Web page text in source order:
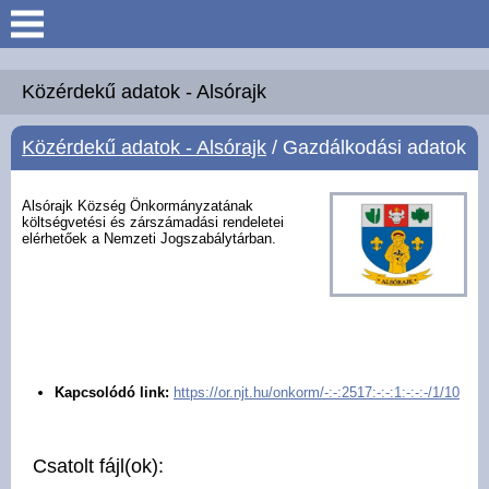
Keresés
Köszöntő
Hírek
Felsőrajk
Közérdekű adatok -
Felsőrajk
Galéria
Közérdekű adatok - Alsórajk
Közérdekű adatok - Alsórajk / Gazdálkodási adatok
Alsórajk Község Önkormányzatának
költségvetési és zárszámadási rendeletei
elérhetőek a Nemzeti Jogszabálytárban.
Kapcsolódó link: https://or.njt.hu/onkorm/-:-:2517:-:-:1:-:-:-/1/10
Csatolt fájl(ok):